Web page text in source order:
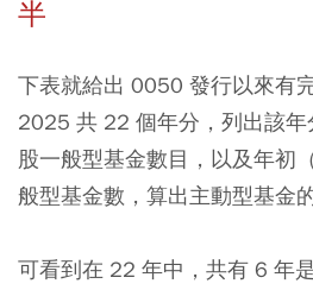
半
下表就給出 0050 發行以來有
2025 共 22 個年分，列出該
股一般型基金數目，以及年初
般型基金數，算出主動型基金
可看到在 22 年中，共有 6 年